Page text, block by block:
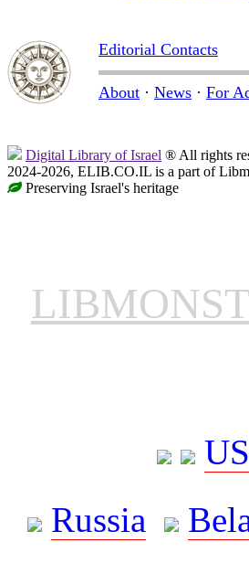
Editorial Contacts
About · News · For
Digital Library of Israel ® All rights
2024-2026, ELIB.CO.IL is a part of
Preserving Israel's heritage
Russia